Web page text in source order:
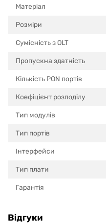
Матеріал
Розміри
Сумісність з OLT
Пропускна здатність
Кількість PON портів
Коефіцієнт розподілу
Тип модулів
Тип портів
Інтерфейси
Тип плати
Гарантія
Відгуки